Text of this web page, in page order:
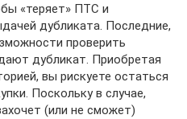
«теряет» ПТС и
дубликата. Последние,
проверить
дубликат. Приобретая
вы рискуете остаться
Поскольку в случае,
(или не сможет)